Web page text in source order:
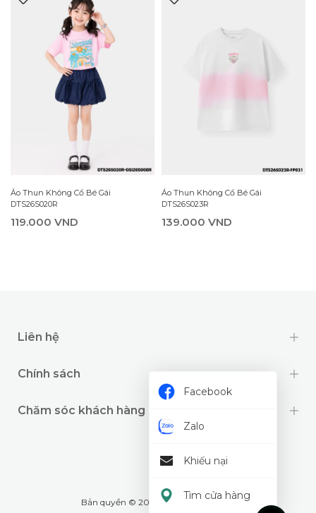
Áo Thun Không Cổ Bé Gái
DTS26S020R
119.000 VND
Áo Thun Không Cổ Bé Gái
DTS26S023R
139.000 VND
Liên hệ
Chính sách
Chăm sóc khách hàng
Bản quyền © 2024 thuộc về Wookids
Facebook
Zalo
Khiếu nại
Tìm cửa hàng